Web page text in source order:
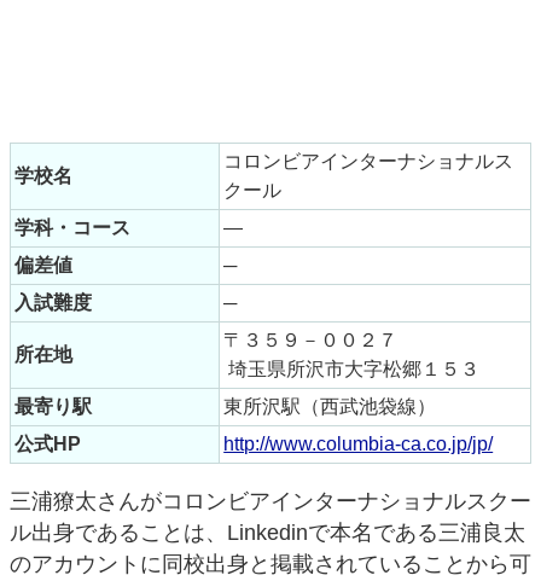
学校名
コロンビアインターナショナルス
クール
学科・コース
—
偏差値
─
入試難度
─
所在地
〒３５９－００２７
埼玉県所沢市大字松郷１５３
最寄り駅
東所沢駅（西武池袋線）
公式HP
http://www.columbia-ca.co.jp/jp/
三浦獠太さんがコロンビアインターナショナルスクー
ル出身であることは、Linkedinで本名である三浦良太
のアカウントに同校出身と掲載されていることから可